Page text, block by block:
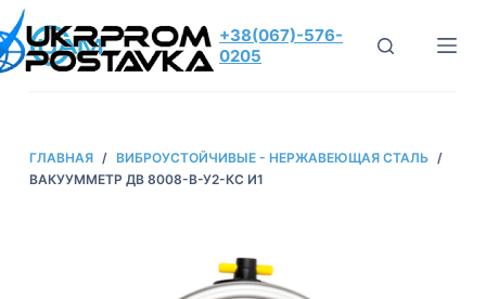
П
е
т
+38(067)-576-
0205
ГЛАВНАЯ / ВИБРОУСТОЙЧИВЫЕ - НЕРЖАВЕЮЩАЯ СТАЛЬ /
ВАКУУММЕТР ДВ 8008-В-У2-КС И1